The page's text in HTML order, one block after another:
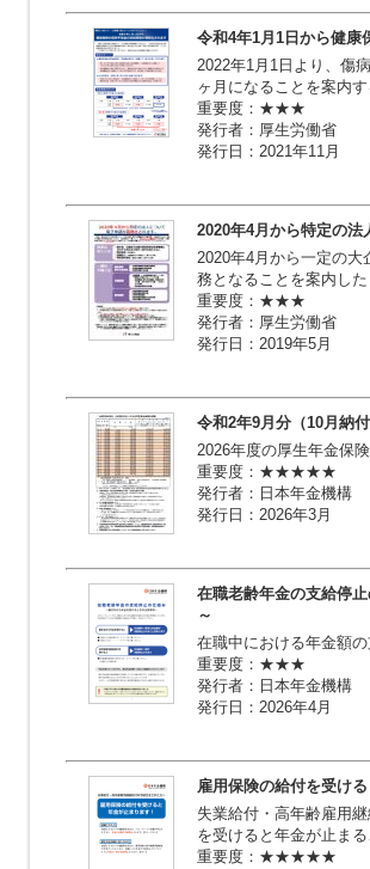
令和4年1月1日から健康
2022年1月1日より、傷
ヶ月になることを案内
重要度：★★★
発行者：厚生労働省
発行日：2021年11月
2020年4月から特定の
2020年4月から一定の
務となることを案内した
重要度：★★★
発行者：厚生労働省
発行日：2019年5月
令和2年9月分（10月納
2026年度の厚生年金保
重要度：★★★★★
発行者：日本年金機構
発行日：2026年3月
在職老齢年金の支給停
～
在職中における年金額
重要度：★★★
発行者：日本年金機構
発行日：2026年4月
雇用保険の給付を受け
失業給付・高年齢雇用
を受けると年金が止ま
重要度：★★★★★